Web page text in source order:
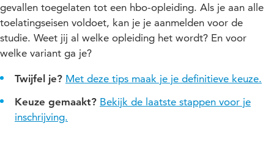
gevallen toegelaten tot een hbo-opleiding. Als je aan alle
toelatingseisen voldoet, kan je je aanmelden voor de
studie. Weet jij al welke opleiding het wordt? En voor
welke variant ga je?
Twijfel je? Met deze tips maak je je definitieve keuze.
Keuze gemaakt? Bekijk de laatste stappen voor je
inschrijving.